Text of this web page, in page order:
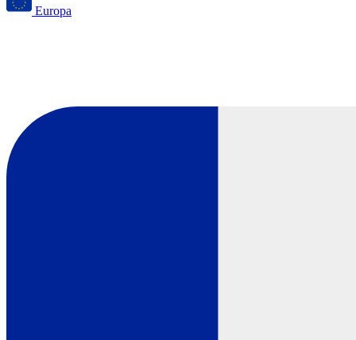
Europa